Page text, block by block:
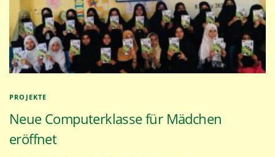
PROJEKTE
Neue Computerklasse für Mädchen
eröffnet